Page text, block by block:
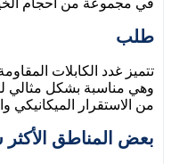
طلب
تتميز غدد الكابلات
وهي مناسبة بشكل مثالي
من الاستقرار الميكانيكي
بعض المناطق